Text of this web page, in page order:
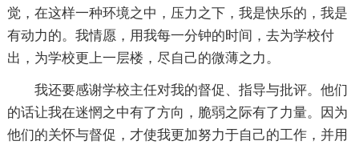
觉，在这样一种环境之中，压力之下，我是快乐的，我是
有动力的。我情愿，用我每一分钟的时间，去为学校付
出，为学校更上一层楼，尽自己的微薄之力。
我还要感谢学校主任对我的督促、指导与批评。他们
的话让我在迷惘之中有了方向，脆弱之际有了力量。因为
他们的关怀与督促，才使我更加努力于自己的工作，并用